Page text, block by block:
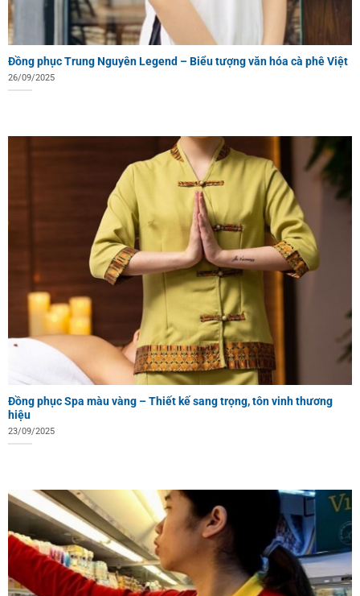
Đồng phục Trung Nguyên Legend – Biểu tượng văn hóa cà phê Việt
26/09/2025
Đồng phục Spa màu vàng – Thiết kế sang trọng, tôn vinh thương
hiệu
23/09/2025